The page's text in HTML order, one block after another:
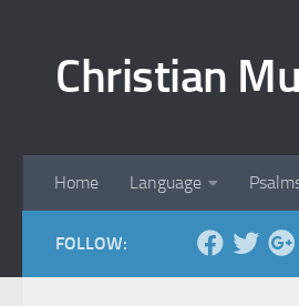
Christian
Home Language
FOLLOW: